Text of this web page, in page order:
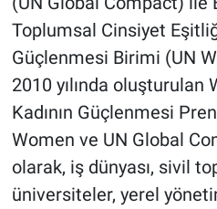
Toplumsal Cinsiyet
Güçlenmesi Birimi (UN
2010 yılında oluşturulan
Kadının Güçlenmesi
Women ve UN Global
olarak, iş dünyası, sivil
üniversiteler, yerel